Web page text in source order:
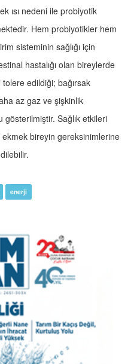
ısı nedeni ile probiyotik
Hem probiyotikler hem
sisteminin sağlığı için
hastalığı olan bireylerde
edildiği; bağırsak
az gaz ve şişkinlik
Sağlık etkileri
bireyin gereksinimlerine
enerji